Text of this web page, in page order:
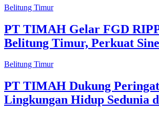
Belitung Timur
PT TIMAH Gelar FGD
Belitung Timur, Perkuat
Belitung Timur
PT TIMAH Dukung
Lingkungan Hidup Sedunia